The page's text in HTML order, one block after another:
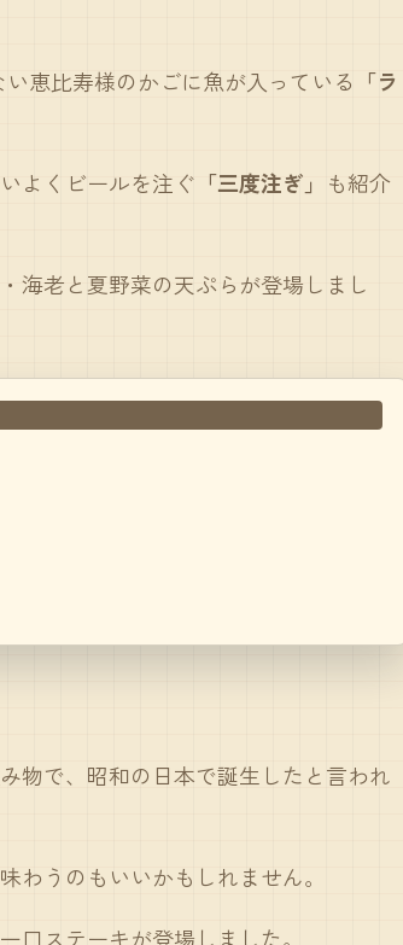
恵比寿様のかごに魚が入っている 「ラ
よくビールを注ぐ 「三度注ぎ」 も紹介
海老と夏野菜の天ぷらが登場しまし
物で、昭和の日本で誕生したと言われ
わうのもいいかもしれません。
口ステーキが登場しました。